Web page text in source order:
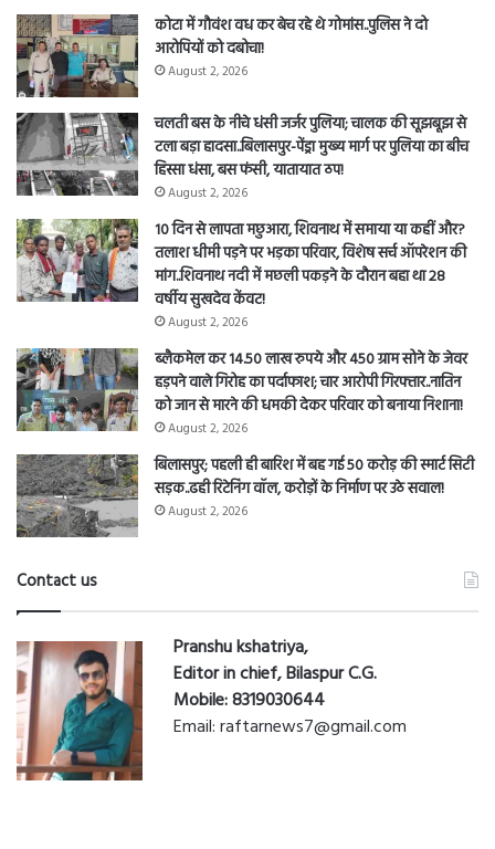
कोटा में गौवंश वध कर बेच रहे थे गोमांस..पुलिस ने दो
आरोपियों को दबोचा!
August 2, 2026
चलती बस के नीचे धंसी जर्जर पुलिया; चालक की सूझबूझ से
टला बड़ा हादसा..बिलासपुर-पेंड्रा मुख्य मार्ग पर पुलिया का बीच
हिस्सा धंसा, बस फंसी, यातायात ठप!
August 2, 2026
10 दिन से लापता मछुआरा, शिवनाथ में समाया या कहीं और?
तलाश धीमी पड़ने पर भड़का परिवार, विशेष सर्च ऑपरेशन की
मांग..शिवनाथ नदी में मछली पकड़ने के दौरान बहा था 28
वर्षीय सुखदेव केंवट!
August 2, 2026
ब्लैकमेल कर 14.50 लाख रुपये और 450 ग्राम सोने के जेवर
हड़पने वाले गिरोह का पर्दाफाश; चार आरोपी गिरफ्तार..नातिन
को जान से मारने की धमकी देकर परिवार को बनाया निशाना!
August 2, 2026
बिलासपुर; पहली ही बारिश में बह गई 50 करोड़ की स्मार्ट सिटी
सड़क..ढही रिटेनिंग वॉल, करोड़ों के निर्माण पर उठे सवाल!
August 2, 2026
Contact us
Pranshu kshatriya,
Editor in chief, Bilaspur C.G.
Mobile: 8319030644
Email: raftarnews7@gmail.com